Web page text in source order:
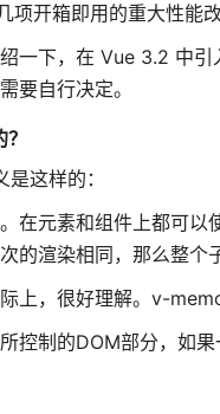
项开箱即用的重大性能
一下，在 Vue 3.2 中
要自行决定。
这样的：
在元素和组件上都可
的渲染相同，那么整个
上，很好理解。v-
控制的DOM部分，如